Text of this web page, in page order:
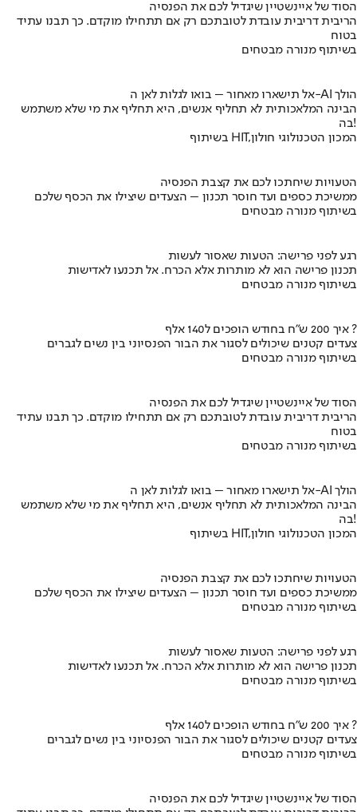
הסוד של איינשטיין שיגדיל לכם את הפנסיה
הריבית דריבית עובדת לטובתכם רק אם תתחילו מוקדם. כך תבנו עתיד
בטוח
בשיתוף מנורה מבטחים
אל תישארו מאחור – בואו לגלות לאן ה-AI הולך
הבינה המלאכותית לא תחליף אנשים, היא תחליף את מי שלא משתמש
בה!
בשיתוף HIT,המכון הטכנולוגי חולון
הטעויות שיחתכו לכם את קצבת הפנסיה
ממשיכת כספים ועד חוסר תכנון – הצעדים שיצילו את הכסף שלכם
בשיתוף מנורה מבטחים
רגע לפני פרישה: הטעות שאסור לעשות
תכנון פרישה הוא לא מותרות אלא הכרח. אל תכנעו לאדישות
בשיתוף מנורה מבטחים
איך 200 ש"ח בחודש הופכים ל140 אלף ?
צעדים קטנים שיכולים לסגור את הבור הפנסיוני בין נשים לגברים
בשיתוף מנורה מבטחים
הסוד של איינשטיין שיגדיל לכם את הפנסיה
הריבית דריבית עובדת לטובתכם רק אם תתחילו מוקדם. כך תבנו עתיד
בטוח
בשיתוף מנורה מבטחים
אל תישארו מאחור – בואו לגלות לאן ה-AI הולך
הבינה המלאכותית לא תחליף אנשים, היא תחליף את מי שלא משתמש
בה!
בשיתוף HIT,המכון הטכנולוגי חולון
הטעויות שיחתכו לכם את קצבת הפנסיה
ממשיכת כספים ועד חוסר תכנון – הצעדים שיצילו את הכסף שלכם
בשיתוף מנורה מבטחים
רגע לפני פרישה: הטעות שאסור לעשות
תכנון פרישה הוא לא מותרות אלא הכרח. אל תכנעו לאדישות
בשיתוף מנורה מבטחים
איך 200 ש"ח בחודש הופכים ל140 אלף ?
צעדים קטנים שיכולים לסגור את הבור הפנסיוני בין נשים לגברים
בשיתוף מנורה מבטחים
הסוד של איינשטיין שיגדיל לכם את הפנסיה